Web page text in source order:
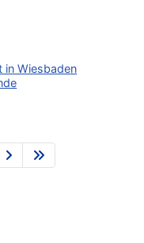
in Wiesbaden